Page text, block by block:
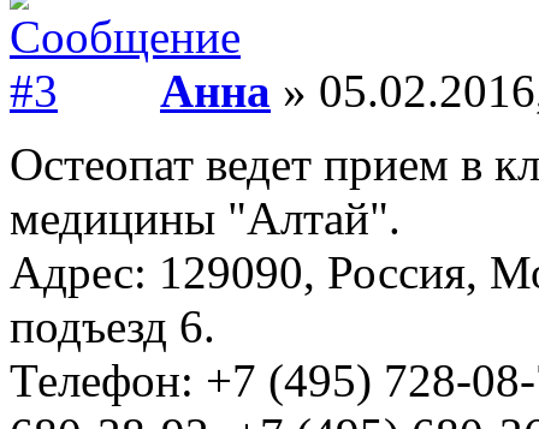
Анна »
Остеопат ведет прием в
медицины "Алтай".
Адрес: 129090, Россия,
подъезд 6.
Телефон: +7 (495) 728-